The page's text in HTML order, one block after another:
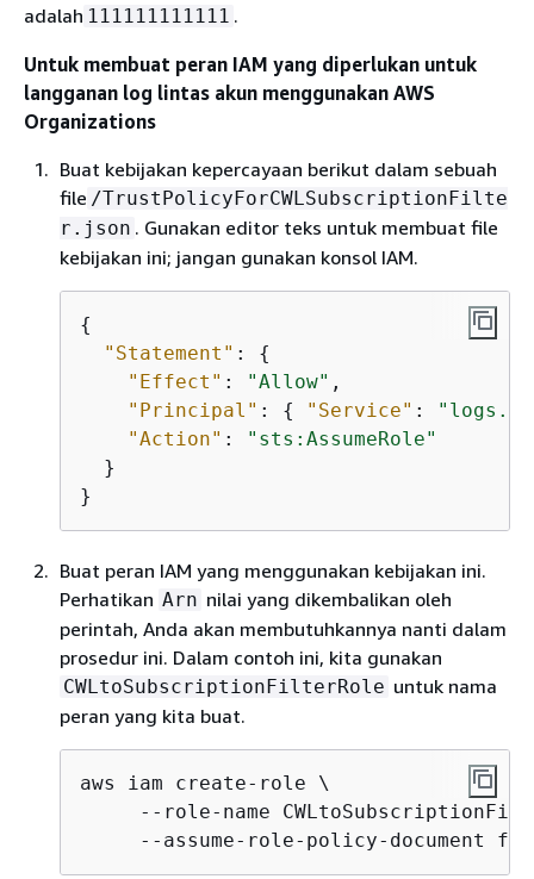
adalah 111111111111 .
Untuk membuat peran IAM yang diperlukan untuk
langganan log lintas akun menggunakan AWS
Organizations
Buat kebijakan kepercayaan berikut dalam sebuah
file /TrustPolicyForCWLSubscriptionFilte
r.json . Gunakan editor teks untuk membuat file
kebijakan ini; jangan gunakan konsol IAM.
{
"Statement" : {
"Effect" : "Allow" ,
"Principal" : { "Service" :
"Action" :
"sts:AssumeRole"
  }
}
Buat peran IAM yang menggunakan kebijakan ini.
Perhatikan Arn nilai yang dikembalikan oleh
perintah, Anda akan membutuhkannya nanti dalam
prosedur ini. Dalam contoh ini, kita gunakan
CWLtoSubscriptionFilterRole untuk nama
peran yang kita buat.
aws iam create-role \
--role-name
--assume-role-policy-document